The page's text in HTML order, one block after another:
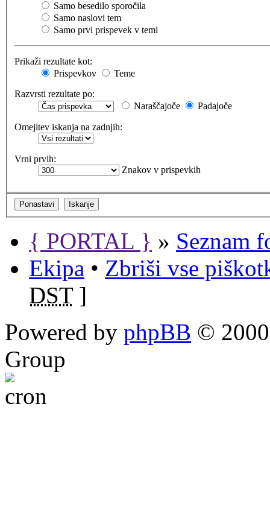
Samo besedilo sporočila
Samo naslovi tem
Samo prvi prispevek v temi
Prikaži rezultate kot:
Prispevkov
Teme
Razvrsti rezultate po:
Naraščajoče
Padajoče
Omejitev iskanja na zadnjih:
Vrni prvih:
Znakov v prispevkih
{ PORTAL } » Seznam
Ekipa • Zbriši vse
DST]
Powered by phpBB ©
Group